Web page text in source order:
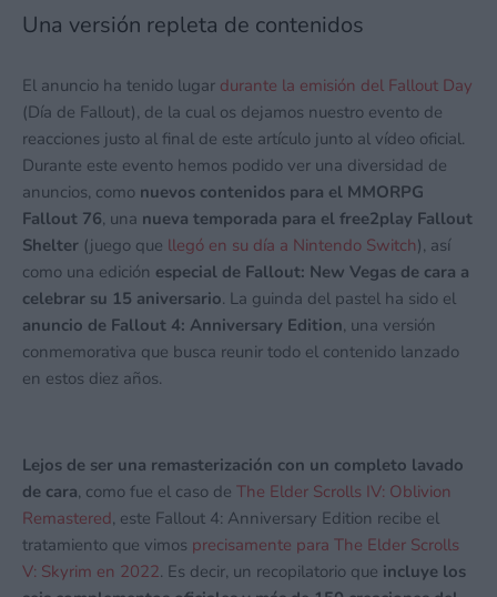
Una versión repleta de contenidos
El anuncio ha tenido lugar durante la emisión del Fallout Day
(Día de Fallout), de la cual os dejamos nuestro evento de
reacciones justo al final de este artículo junto al vídeo oficial.
Durante este evento hemos podido ver una diversidad de
anuncios, como nuevos contenidos para el MMORPG
Fallout 76, una nueva temporada para el free2play Fallout
Shelter (juego que llegó en su día a Nintendo Switch), así
como una edición especial de Fallout: New Vegas de cara a
celebrar su 15 aniversario. La guinda del pastel ha sido el
anuncio de Fallout 4: Anniversary Edition, una versión
conmemorativa que busca reunir todo el contenido lanzado
en estos diez años.
Lejos de ser una remasterización con un completo lavado
de cara, como fue el caso de The Elder Scrolls IV: Oblivion
Remastered, este Fallout 4: Anniversary Edition recibe el
tratamiento que vimos precisamente para The Elder Scrolls
V: Skyrim en 2022. Es decir, un recopilatorio que incluye los